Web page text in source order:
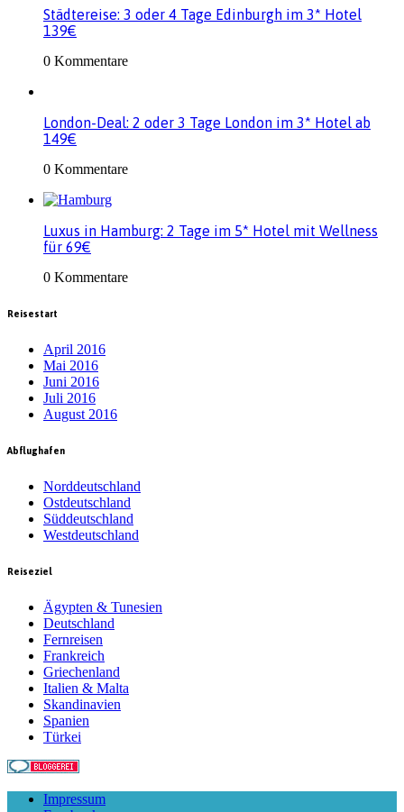
Städtereise: 3 oder 4 Tage Edinburgh im 3* Hotel
139€
0 Kommentare
London-Deal: 2 oder 3 Tage London im 3* Hotel ab
149€
0 Kommentare
Luxus in Hamburg: 2 Tage im 5* Hotel mit Wellness
für 69€
0 Kommentare
Reisestart
April 2016
Mai 2016
Juni 2016
Juli 2016
August 2016
Abflughafen
Norddeutschland
Ostdeutschland
Süddeutschland
Westdeutschland
Reiseziel
Ägypten & Tunesien
Deutschland
Fernreisen
Frankreich
Griechenland
Italien & Malta
Skandinavien
Spanien
Türkei
Impressum